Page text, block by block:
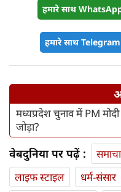
हमारे साथ
हमारे साथ
मध्यप्रदेश चुनाव में PM
जोड़ा?
वेबदुनिया पर पढ़ें :
लाइफ स्‍टाइल
धर्म-संसार